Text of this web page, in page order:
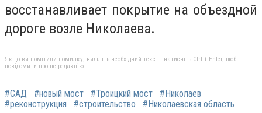
восстанавливает покрытие на объездной
дороге возле Николаева.
Якщо ви помітили помилку, виділіть необхідний текст і натисніть Ctrl + Enter, щоб
повідомити про це редакцію
#САД #новый мост #Троицкий мост
#Николаев
#реконструкция
#строительство #Николаевская область